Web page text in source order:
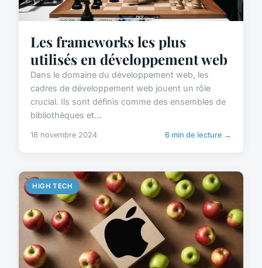
Les frameworks les plus
utilisés en développement web
Dans le domaine du développement web, les
cadres de développement web jouent un rôle
crucial. Ils sont définis comme des ensembles de
bibliothèques et...
18 novembre 2024 6 min de lecture →
HIGH TECH